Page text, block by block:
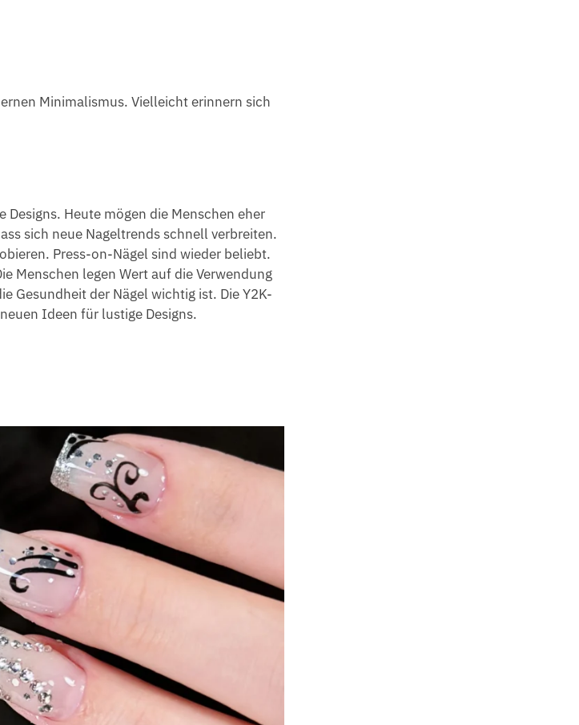
Minimalismus. Vielleicht erinnern sich
Heute mögen die Menschen eher
sich neue Nageltrends schnell verbreiten.
Press-on-Nägel sind wieder beliebt.
Menschen legen Wert auf die Verwendung
Gesundheit der Nägel wichtig ist. Die Y2K-
Ideen für lustige Designs.